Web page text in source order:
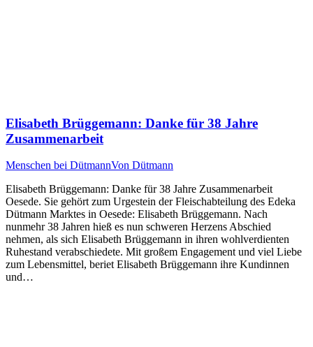
Elisabeth Brüggemann: Danke für 38 Jahre
Zusammenarbeit
Menschen bei DütmannVon Dütmann
Elisabeth Brüggemann: Danke für 38 Jahre Zusammenarbeit
Oesede. Sie gehört zum Urgestein der Fleischabteilung des Edeka
Dütmann Marktes in Oesede: Elisabeth Brüggemann. Nach
nunmehr 38 Jahren hieß es nun schweren Herzens Abschied
nehmen, als sich Elisabeth Brüggemann in ihren wohlverdienten
Ruhestand verabschiedete. Mit großem Engagement und viel Liebe
zum Lebensmittel, beriet Elisabeth Brüggemann ihre Kundinnen
und…